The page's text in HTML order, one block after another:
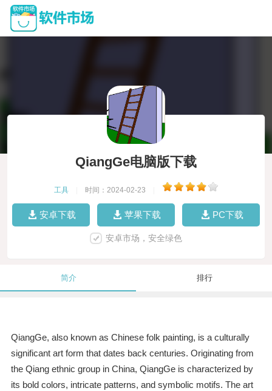
QiangGe电脑版下载
工具 时间：2024-02-23
安卓下载 苹果下载 PC下载
安卓市场，安全绿色
简介 排行
QiangGe, also known as Chinese folk painting, is a culturally
significant art form that dates back centuries. Originating from
the Qiang ethnic group in China, QiangGe is characterized by
its bold colors, intricate patterns, and symbolic motifs. The art